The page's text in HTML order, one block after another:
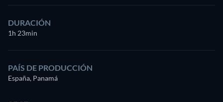
DURACIÓN
1h 23min
PAÍS DE PRODUCCIÓN
España, Panamá